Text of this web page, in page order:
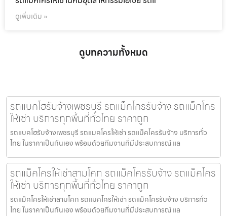
ดูเพิ่มเติม »
ดูบทความทั้งหมด
รถแบคโฮรับจ้างเพชรบุรี รถแม็คโครรับจ้าง รถแม็คโคร
ให้เช่า บริการทุกพื้นที่ทั่วไทย ราคาถูก
รถแบคโฮรับจ้างเพชรบุรี รถแมคโครให้เช่า รถแม็คโครรับจ้าง บริการทั่ว
ไทย ในราคาเป็นกันเอง พร้อมด้วยทีมงานที่มีประสบการณ์ แล
รถแม็คโครให้เช่าสามโคก รถแม็คโครรับจ้าง รถแม็คโคร
ให้เช่า บริการทุกพื้นที่ทั่วไทย ราคาถูก
รถแม็คโครให้เช่าสามโคก รถแมคโครให้เช่า รถแม็คโครรับจ้าง บริการทั่ว
ไทย ในราคาเป็นกันเอง พร้อมด้วยทีมงานที่มีประสบการณ์ แล